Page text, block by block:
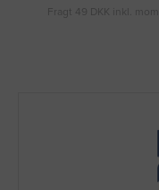
Fragt 49 DKK inkl. moms